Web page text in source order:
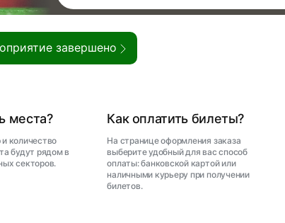
завершено
места?
количество
будут рядом в
секторов.
Как оплатить билеты?
На странице оформления заказа
выберите удобный для вас способ
оплаты: банковской картой или
наличными курьеру при получении
билетов.